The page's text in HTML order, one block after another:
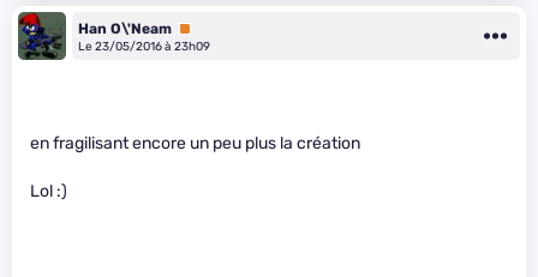
Han O\'Neam Premium
Le 23/05/2016 à 23h09
en fragilisant encore un peu plus la création
Lol :)